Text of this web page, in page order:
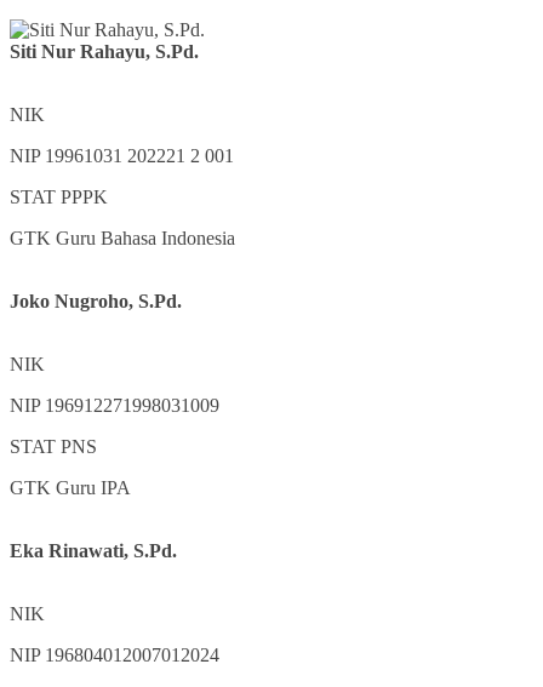
Siti Nur Rahayu, S.Pd.
NIK
NIP 19961031 202221 2 001
STAT PPPK
GTK Guru Bahasa Indonesia
Joko Nugroho, S.Pd.
NIK
NIP 196912271998031009
STAT PNS
GTK Guru IPA
Eka Rinawati, S.Pd.
NIK
NIP 196804012007012024